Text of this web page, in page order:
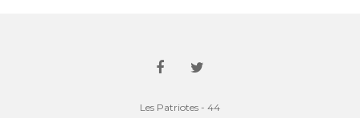
Les Patriotes - 44